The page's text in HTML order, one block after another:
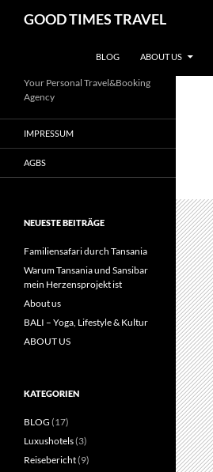
InhaltGOOD TIMES TRAVEL
BLOG ABOUT US
Your Personal Travel&Booking
Agency
IMPRESSUM
AGBS
NEUESTE BEITRÄGE
Familiensafari durch Tansania
Warum Tansania und Sansibar
mein Herzensprojekt ist
About us
BALI – Yoga, Lifestyle & Kultur
ABOUT US
KATEGORIEN
BLOG (17)
Luxushotels(3)
Reisebericht(9)